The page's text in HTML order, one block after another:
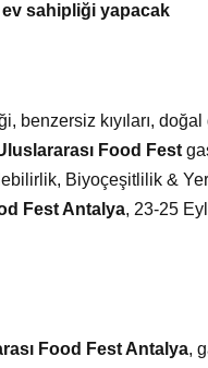
ev sahipliği yapacak
benzersiz kıyıları,
Food Fest
Biyoçeşitlilik &
Fest Antalya, 23-25
Food Fest Antalya,